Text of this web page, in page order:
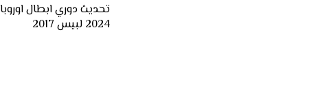
تحديث دوري ابطال اوروبا
2024 لبيس 2017